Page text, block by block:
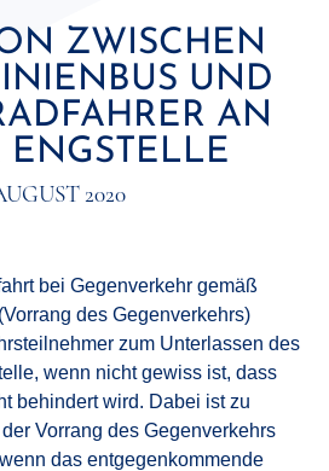
ZWISCHEN
UND
AN
ENGSTELLE
2020
bei Gegenverkehr gemäß
des Gegenverkehrs)
zum Unterlassen des
wenn nicht gewiss ist, dass
behindert wird. Dabei ist zu
Vorrang des Gegenverkehrs
das entgegenkommende